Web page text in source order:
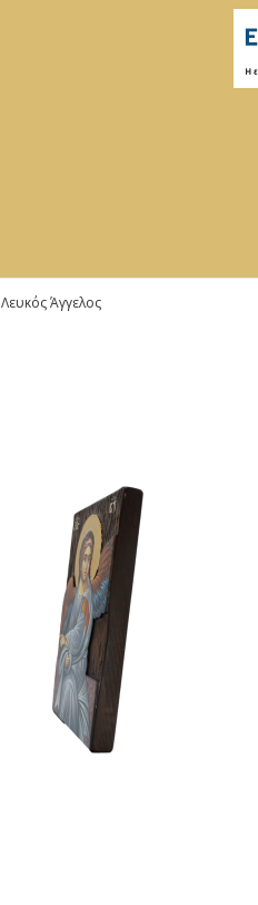
Λευκός Άγγελος